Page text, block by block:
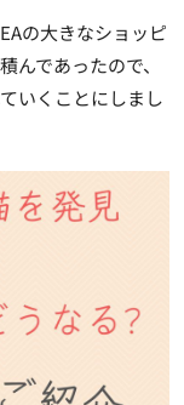
の大きなショッピ
んであったので、
いく ことにしまし